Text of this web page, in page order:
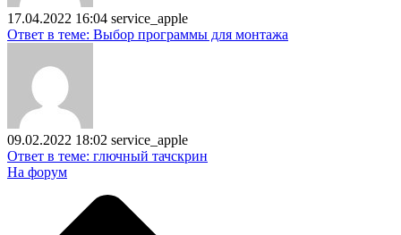
17.04.2022 16:04 service_apple
Ответ в теме: Выбор программы для монтажа
09.02.2022 18:02 service_apple
Ответ в теме: глючный тачскрин
На форум